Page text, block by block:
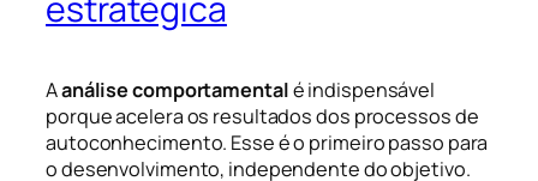
Aanálise comportamentalé indispensável
porque acelera os resultados dos processos de
autoconhecimento. Esse é o primeiro passo para
o desenvolvimento, independente do objetivo.